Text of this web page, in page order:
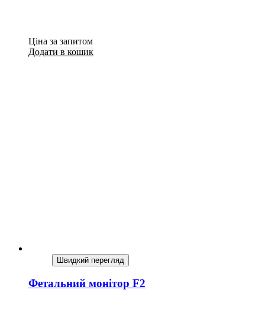
Ціна за запитом
Додати в кошик
Швидкий перегляд
Фетальний монітор F2